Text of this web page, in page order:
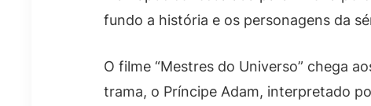
fundo a história e os personagens da
O filme “Mestres do Universo” chega
trama, o Príncipe Adam, interpretado